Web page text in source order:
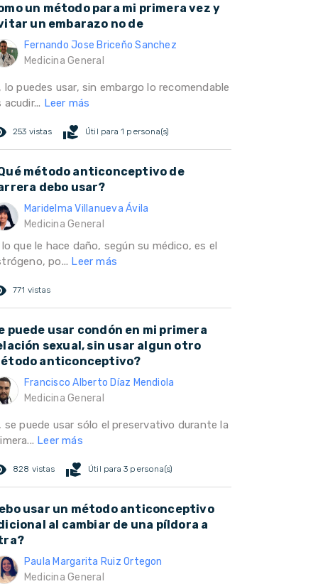
un método para mi primera vez y
un embarazo no de
Fernando Jose Briceño Sanchez
Medicina General
lo puedes usar, sin embargo lo recomendable
acudir... Leer más
253 vistas volunteer_activism Útil para 1 persona(s)
método anticonceptivo de
debo usar?
Maridelma Villanueva Ávila
Medicina General
lo que le hace daño, según su médico, es el
po... Leer más
771 vistas
puede usar condón en mi primera
sexual, sin usar algun otro
anticonceptivo?
Francisco Alberto Díaz Mendiola
Medicina General
se puede usar sólo el preservativo durante la
Leer más
828 vistas volunteer_activism Útil para 3 persona(s)
usar un método anticonceptivo
al cambiar de una píldora a
Paula Margarita Ruiz Ortegon
Medicina General